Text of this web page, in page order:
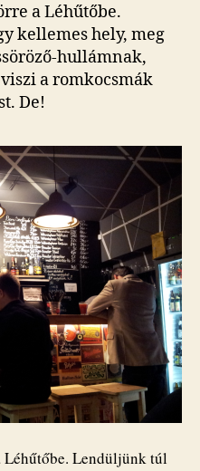
a Léhűtőbe.
kellemes hely, meg
hullámnak,
a romkocsmák
De!
Léhűtőbe. Lendüljünk túl